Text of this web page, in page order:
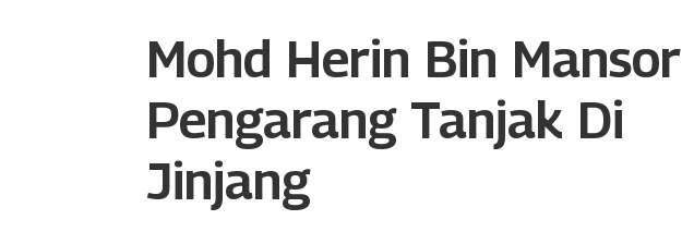
Mohd Herin Bin Mansor
Pengarang Tanjak Di
Jinjang